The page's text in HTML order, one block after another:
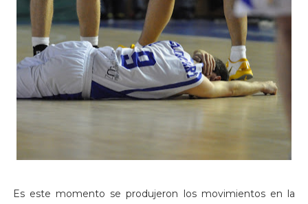
Es este momento se produjeron los movimientos en la